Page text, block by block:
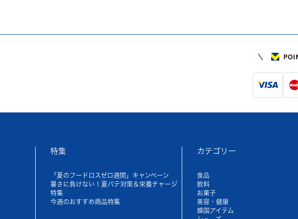
特集
「夏のフードロスゼロ週間」キャンペーン
暑さに負けない！夏バテ対策＆栄養チャージ
特集
今週のおすすめ商品特集
カテゴリー
食品
飲料
お菓子
美容・健康
韓国アイテム